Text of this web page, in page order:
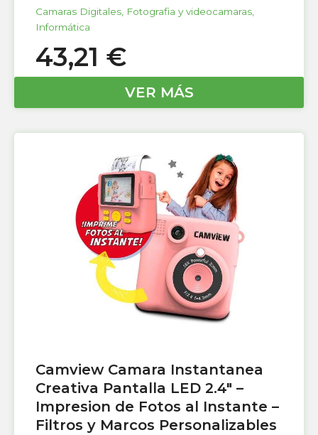
Camaras Digitales Fotografia y videocamaras
Informática
43,21 €
VER MÁS
Camview Camara Instantanea
Creativa Pantalla LED 2.4″ –
Impresion de Fotos al Instante –
Filtros y Marcos Personalizables